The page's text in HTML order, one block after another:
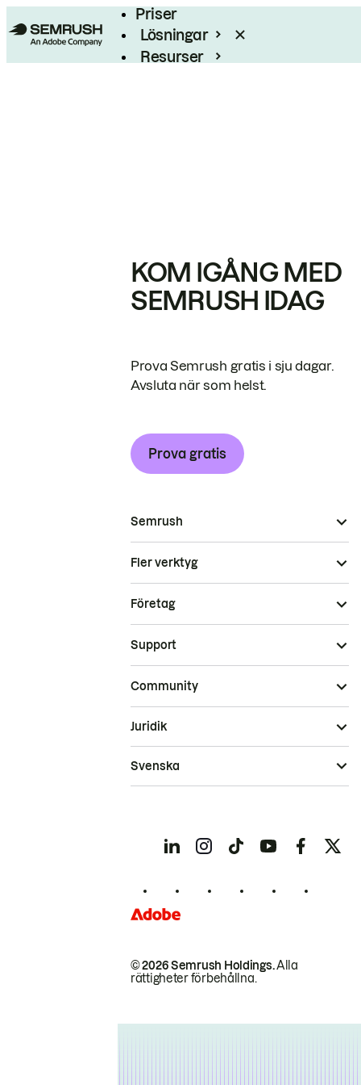
Priser
Lösningar
Resurser
KOM IGÅNG MED
SEMRUSH IDAG
Prova Semrush gratis i sju dagar.
Avsluta när som helst.
Prova gratis
Semrush
Fler verktyg
Företag
Support
Community
© 2026 Semrush Holdings.Alla
rättigheter förbehållna.
Juridik
Svenska